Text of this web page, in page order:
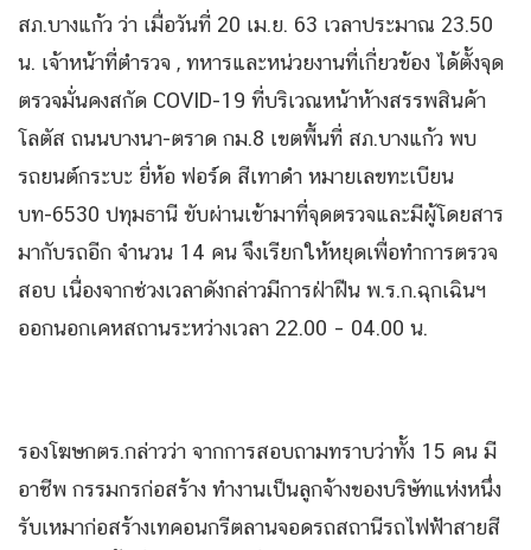
สภ.บางแก้ว ว่า เมื่อวันที่ 20 เม.ย. 63 เวลาประมาณ 23.50
น. เจ้าหน้าที่ตำรวจ , ทหารและหน่วยงานที่เกี่ยวข้อง ได้ตั้งจุด
ตรวจมั่นคงสกัด COVID-19 ที่บริเวณหน้าห้างสรรพสินค้า
โลตัส ถนนบางนา-ตราด กม.8 เขตพื้นที่ สภ.บางแก้ว พบ
รถยนต์กระบะ ยี่ห้อ ฟอร์ด สีเทาดำ หมายเลขทะเบียน
บท-6530 ปทุมธานี ขับผ่านเข้ามาที่จุดตรวจและมีผู้โดยสาร
มากับรถอีก จำนวน 14 คน จึงเรียกให้หยุดเพื่อทำการตรวจ
สอบ เนื่องจากช่วงเวลาดังกล่าวมีการฝ่าฝืน พ.ร.ก.ฉุกเฉินฯ
ออกนอกเคหสถานระหว่างเวลา 22.00 – 04.00 น.
รองโฆษกตร.กล่าวว่า จากการสอบถามทราบว่าทั้ง 15 คน มี
อาชีพ กรรมกรก่อสร้าง ทำงานเป็นลูกจ้างของบริษัทแห่งหนึ่ง
รับเหมาก่อสร้างเทคอนกรีตลานจอดรถสถานีรถไฟฟ้าสายสี